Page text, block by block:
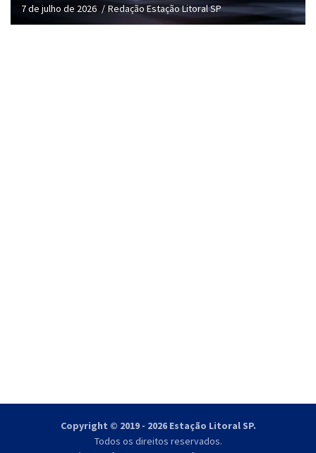
7 de julho de 2026 Redação Estação Litoral SP
Copyright © 2019 - 2026 Estação Litoral SP.
Todos os direitos reservados.